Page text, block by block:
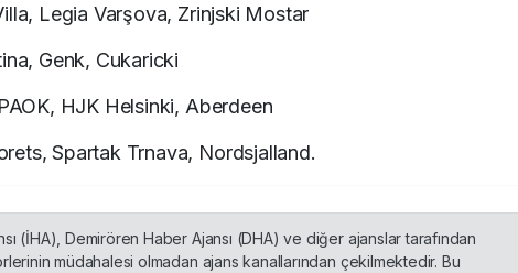
Legia Varşova, Zrinjski Mostar
Genk, Cukaricki
HJK Helsinki, Aberdeen
Spartak Trnava, Nordsjalland.
(İHA), Demirören Haber Ajansı (DHA) ve diğer ajanslar tarafından
müdahalesi olmadan ajans kanallarından çekilmektedir. Bu